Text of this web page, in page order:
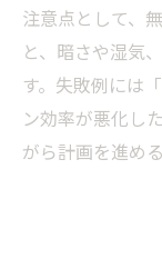
注意点として、
と、暗さや湿気
す。失敗例には
ン効率が悪化し
がら計画を進め